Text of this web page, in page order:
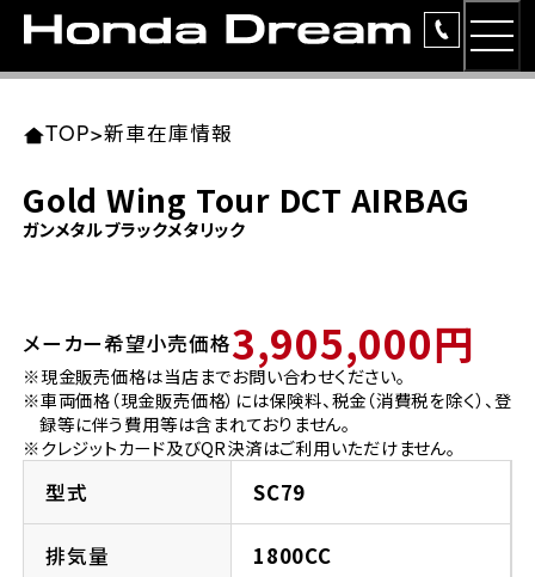
ラインアップ
レンタルバイク
洋用品
イベント
法人向けサービス
TOP>新車在庫情報
Gold Wing Tour DCT AIRBAG
ガンメタルブラックメタリック
メーカー希望小売価格3,905,000円
※現金販売価格は当店までお問い合わせください。
※車両価格（現金販売価格）には保険料、税金（消費税を除く）、登
録等に伴う費用等は含まれておりません。
※クレジットカード及びQR決済はご利用いただけません。
型式 SC79
排気量 1800CC
東北エリア 店舗一覧
岩手県
宮城県
ホンダドリーム 仙台泉
ホンダドリーム 宮城岩沼
関東エリア 店舗一覧
東京都
ホンダドリーム 西東京
ホンダドリーム 練馬
ホンダドリーム 板橋
ホンダドリーム 葛飾
中部エリア 店舗一覧
愛知県
ホンダドリーム 名古屋南
ホンダドリーム 小牧
ホンダドリーム 名古屋東
ホンダドリーム 一宮
近畿エリア 店舗一覧
大阪府
ホンダドリーム 箕面
ホンダドリーム 藤井寺
ホンダドリーム 東淀川
ホンダドリーム 豊中
中国・四国エリア 店舗一覧
岡山県
広島県
ホンダドリーム 広島
ホンダドリーム 福山
九州エリア 店舗一覧
福岡県
ホンダドリーム 福岡東
ホンダドリーム 久留米
ホンダドリーム 福岡春日
ホンダドリーム 福岡西